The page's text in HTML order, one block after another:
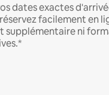
dates exactes
facilement en
supplémentaire ni